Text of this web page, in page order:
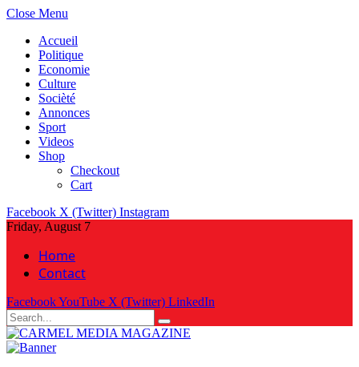
Close Menu
Accueil
Politique
Economie
Culture
Socièté
Annonces
Sport
Videos
Shop
Checkout
Cart
Facebook X (Twitter) Instagram
Friday, August 7
Home
Contact
FacebookYouTube X (Twitter) LinkedIn